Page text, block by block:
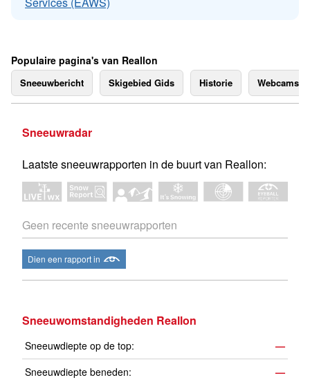
Populaire pagina's van Reallon
Sneeuwbericht Skigebied Gids Historie Webcams
Sneeuwradar
Laatste sneeuwrapporten in de buurt van Reallon:
Geen recente sneeuwrapporten
Dien een rapport in
Sneeuwomstandigheden Reallon
Sneeuwdiepte op de top:
—
Sneeuwdiepte beneden:
—